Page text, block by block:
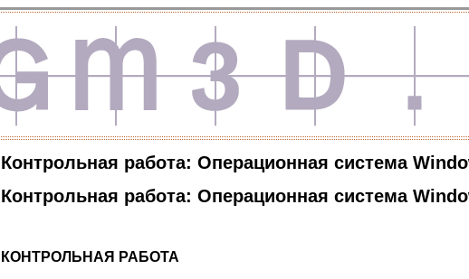
Контрольная работа: Операционная система
Контрольная работа: Операционная система
КОНТРОЛЬНАЯ РАБОТА